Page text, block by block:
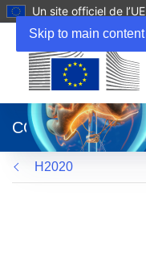
Skip to main content
Un site officiel de l’UE
dans
une
nouvelle
fenêtre)
CORDIS
H2020